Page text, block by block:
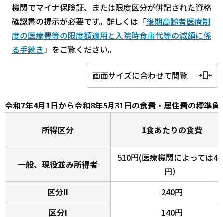
機関でマイナ保険証、または限度区分が併記された資格
確認書の提示が必要です。詳しくは「後期高齢者医療制
度の医療費等の限度額適用と入院時食事代等の減額に係
る手続き 」をご覧ください。
画面サイズに合わせて閲覧
令和7年4月1日から令和8年5月31日の食費・居住費の標準負
所得区分 1食あたりの食費
一般、現役並み所得者
510円(医療機関によっては
円）
区分II
240円
区分I
140円